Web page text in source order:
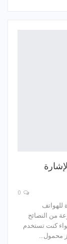
الإشارة
للهواتف
من النصائح
كنت تستخدم